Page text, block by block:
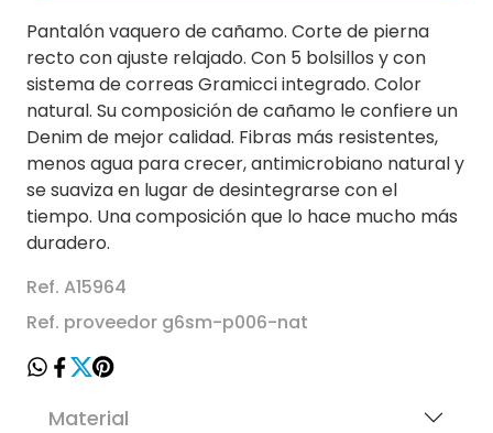
Pantalón vaquero de cañamo. Corte de pierna
recto con ajuste relajado. Con 5 bolsillos y con
sistema de correas Gramicci integrado. Color
natural. Su composición de cañamo le confiere un
Denim de mejor calidad. Fibras más resistentes,
menos agua para crecer, antimicrobiano natural y
se suaviza en lugar de desintegrarse con el
tiempo. Una composición que lo hace mucho más
duradero.
Ref. A15964
Ref. proveedor g6sm-p006-nat
Material